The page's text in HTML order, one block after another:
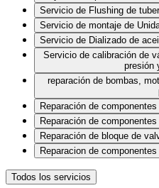
Servicio de Flushing de
Servicio de montaje de
Servicio de Dializado de
Servicio de calibración de
presión
reparación de bombas,
Reparación de
Reparación de
Reparación de bloque de
Reparacion de
Todos los servicios